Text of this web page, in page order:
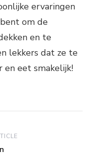
ervaringen
om de
en te
lekkers dat ze te
en eet smakelijk!